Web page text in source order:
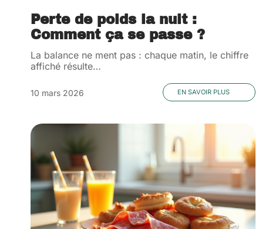
Perte de poids la nuit :
Comment ça se passe ?
La balance ne ment pas : chaque matin, le chiffre
affiché résulte…
10 mars 2026 EN SAVOIR PLUS